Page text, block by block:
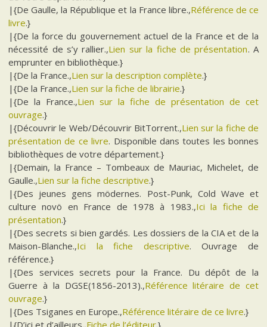
|{De Gaulle, la République et la France libre.,Référence de ce
livre.}
|{De la force du gouvernement actuel de la France et de la
nécessité de s’y rallier.,Lien sur la fiche de présentation. A
emprunter en bibliothèque.}
|{De la France.,Lien sur la description complète.}
|{De la France.,Lien sur la fiche de librairie.}
|{De la France.,Lien sur la fiche de présentation de cet
ouvrage.}
|{Découvrir le Web/Découvrir BitTorrent.,Lien sur la fiche de
présentation de ce livre. Disponible dans toutes les bonnes
bibliothèques de votre département.}
|{Demain, la France – Tombeaux de Mauriac, Michelet, de
Gaulle.,Lien sur la fiche descriptive.}
|{Des jeunes gens mödernes. Post-Punk, Cold Wave et
culture novö en France de 1978 à 1983.,Ici la fiche de
présentation.}
|{Des secrets si bien gardés. Les dossiers de la CIA et de la
Maison-Blanche.,Ici la fiche descriptive. Ouvrage de
référence.}
|{Des services secrets pour la France. Du dépôt de la
Guerre à la DGSE(1856-2013).,Référence litéraire de cet
ouvrage.}
|{Des Tsiganes en Europe.,Référence litéraire de ce livre.}